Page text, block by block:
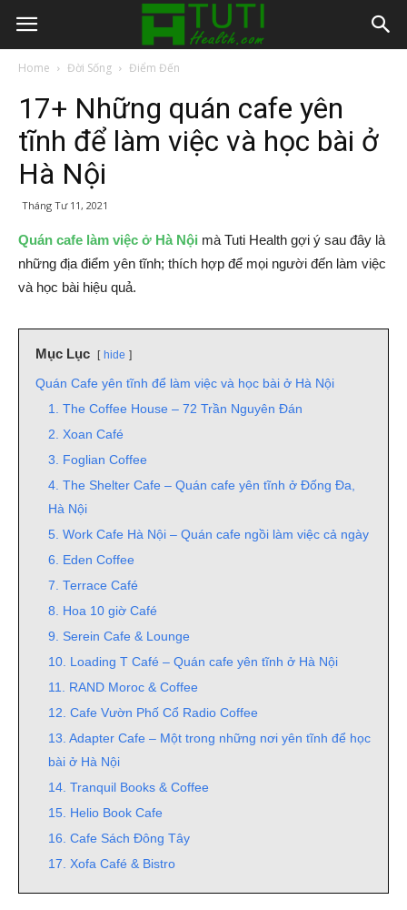
Home Đời Sống Điểm Đến
17+ Những quán cafe yên
tĩnh để làm việc và học bài ở
Hà Nội
Tháng Tư 11, 2021
Quán cafe làm việc ở Hà Nội mà Tuti Health gợi ý sau đây là
những địa điểm yên tĩnh; thích hợp để mọi người đến làm việc
và học bài hiệu quả.
Mục Lục hide
Quán Cafe yên tĩnh để làm việc và học bài ở Hà Nội
1. The Coffee House – 72 Trần Nguyên Đán
2. Xoan Café
3. Foglian Coffee
4. The Shelter Cafe – Quán cafe yên tĩnh ở Đống Đa,
Hà Nội
5. Work Cafe Hà Nội – Quán cafe ngồi làm việc cả ngày
6. Eden Coffee
7. Terrace Café
8. Hoa 10 giờ Café
9. Serein Cafe & Lounge
10. Loading T Café – Quán cafe yên tĩnh ở Hà Nội
11. RAND Moroc & Coffee
12. Cafe Vườn Phố Cổ Radio Coffee
13. Adapter Cafe – Một trong những nơi yên tĩnh để học
bài ở Hà Nội
14. Tranquil Books & Coffee
15. Helio Book Cafe
16. Cafe Sách Đông Tây
17. Xofa Café & Bistro